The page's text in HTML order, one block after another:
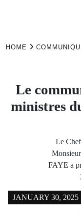
HOME
Le
ministres
Le
FAYE a
JANUARY 30, 2025